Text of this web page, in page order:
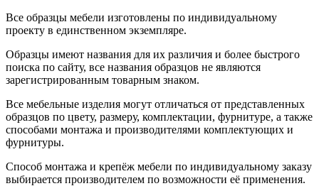
Все образцы мебели изготовлены по индивидуальному
проекту в единственном экземпляре.
Образцы имеют названия для их различия и более быстрого
поиска по сайту, все названия образцов не являются
зарегистрированным товарным знаком.
Все мебельные изделия могут отличаться от представленных
образцов по цвету, размеру, комплектации, фурнитуре, а также
способами монтажа и производителями комплектующих и
фурнитуры.
Способ монтажа и крепёж мебели по индивидуальному заказу
выбирается производителем по возможности её применения.